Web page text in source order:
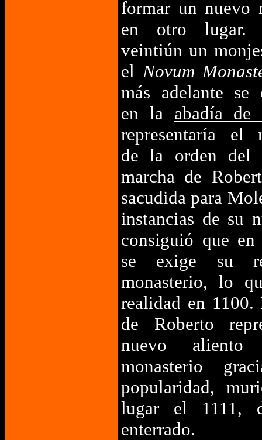
formar un nuevo
en otro lugar.
veintiún un
elNovum
más adelante se
en la abadía de
representaría el
de la orden del
marcha de
sacudida para
instancias de su
consiguió que
se exige su
monasterio, lo
realidad en 1100.
de Roberto
nuevo
monasterio
popularidad,
lugar el 1111,
enterrado.